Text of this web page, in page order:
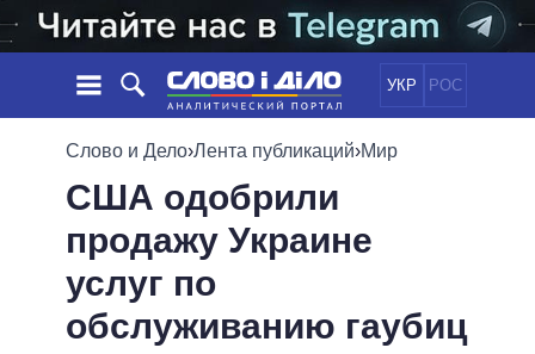
УКР РОС
НОВОСТИ
ЛЕНТА
СОБЫТИЯ
СТАТЬИ
МНЕНИЯ
ОБЗОРЫ
ПОЛИТИКА
ЭКОНОМИКА
ОБЕЩАНИЯ
ПОЛИТИКИ
ВСЕ ПОЛИТИКИ
ПРЕЗИДЕНТ И ОФИС
Слово и Дело›Лента публикаций›Мир
США одобрили
продажу Украине
услуг по
обслуживанию гаубиц